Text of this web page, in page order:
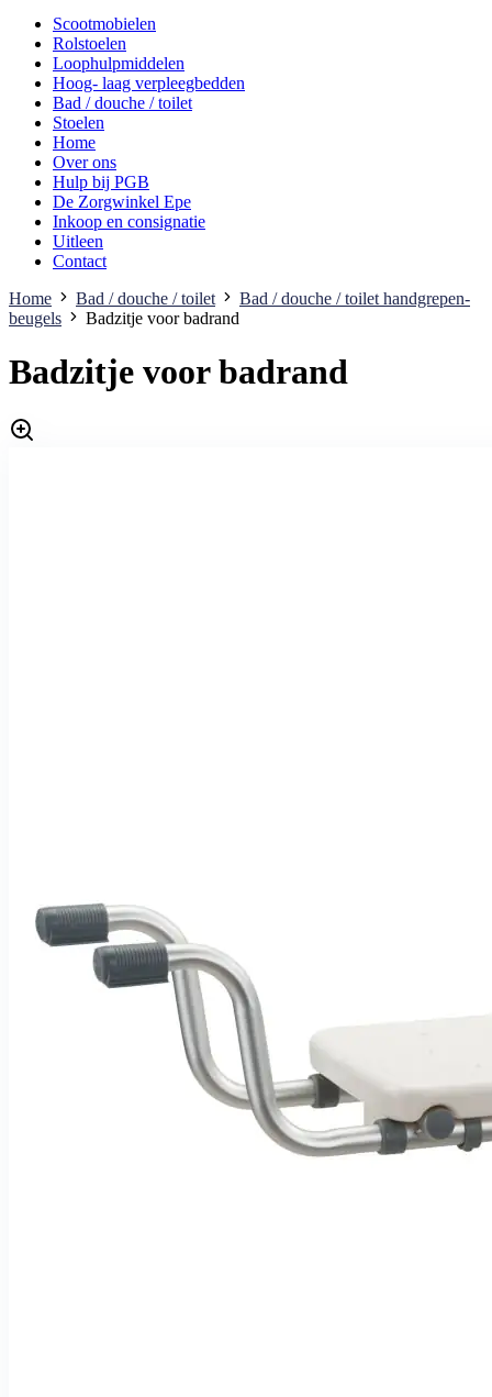
Scootmobielen
Rolstoelen
Loophulpmiddelen
Hoog- laag verpleegbedden
Bad / douche / toilet
Stoelen
Home
Over ons
Hulp bij PGB
De Zorgwinkel Epe
Inkoop en consignatie
Uitleen
Contact
Home
Bad / douche / toilet
Bad / douche / toilet handgrepen-
beugels
Badzitje voor badrand
Badzitje voor badrand